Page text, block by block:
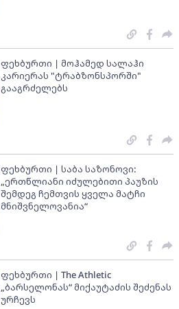
ფეხბურთი | მოჰამედ სალაჰი
კარიერას "ტრაბზონსპორში"
გააგრძელებს
ფეხბურთი | საბა საზონოვი:
„ერთწლიანი იძულებითი პაუზის
შემდეგ ჩემთვის ყველა მატჩი
მნიშვნელოვანია“
ფეხბურთი | The Athletic
„ბარსელონას“ მიქაუტაძის შეძენას
ურჩევს